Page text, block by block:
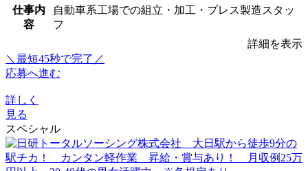
仕事内
容
自動車系工場での組立・加工・プレス製造スタッ
フ
詳細を表示
＼最短45秒で完了／
応募へ進む
詳しく
見る
スペシャル